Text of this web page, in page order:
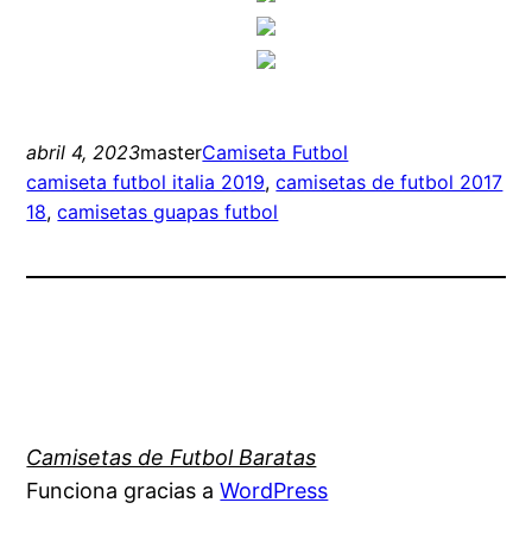
abril 4, 2023masterCamiseta Futbol
camiseta futbol italia 2019, camisetas de futbol 2017
18, camisetas guapas futbol
Camisetas de Futbol Baratas
Funciona gracias aWordPress